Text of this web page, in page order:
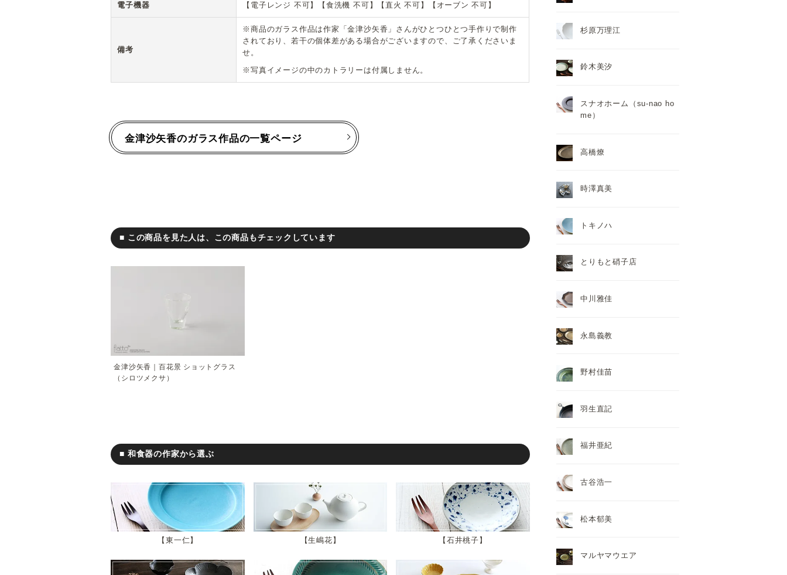
電子機器 【電子レンジ 不可】【食洗機 不可】【直火 不可】【オーブン 不可】
備考
※商品のガラス作品は作家「金津沙矢香」さんがひとつひとつ手作りで制作
されており、若干の個体差がある場合がございますので、ご了承くださいま
せ。
※写真イメージの中のカトラリーは付属しません。
金津沙矢香のガラス作品の一覧ページ
■ この商品を見た人は、この商品もチェックしています
金津沙矢香｜百花景 ショットグラス
（シロツメクサ）
■ 和食器の作家から選ぶ
東一仁 生嶋花 石井桃子
杉原万理江
鈴木美汐
スナオホーム（su-nao ho
me）
高橋燎
時澤真美
トキノハ
とりもと硝子店
中川雅佳
永島義教
野村佳苗
羽生直記
福井亜紀
古谷浩一
松本郁美
マルヤマウエア